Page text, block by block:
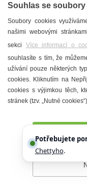
Prohlášení o
Souhlas se
Soubory cookies
našimi webovými
sekci Více informací o
souhlasíte s tím, že
užívání pouze některých
cookies. Kliknutím na
cookies s výjimkou těch,
stránek (tzv. „Nutné
Potřebujete
Chettyho.